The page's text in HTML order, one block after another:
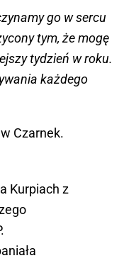
go w sercu
tym, że mogę
tydzień w roku.
każdego
Czarnek.
Kurpiach z